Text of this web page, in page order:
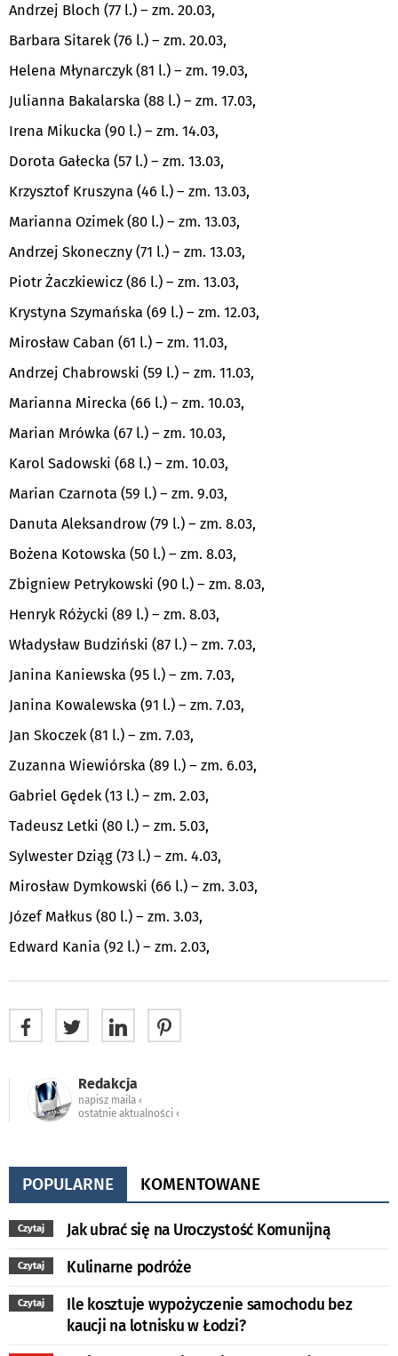
Andrzej Bloch (77 l.) – zm. 20.03,
Barbara Sitarek (76 l.) – zm. 20.03,
Helena Młynarczyk (81 l.) – zm. 19.03,
Julianna Bakalarska (88 l.) – zm. 17.03,
Irena Mikucka (90 l.) – zm. 14.03,
Dorota Gałecka (57 l.) – zm. 13.03,
Krzysztof Kruszyna (46 l.) – zm. 13.03,
Marianna Ozimek (80 l.) – zm. 13.03,
Andrzej Skoneczny (71 l.) – zm. 13.03,
Piotr Żaczkiewicz (86 l.) – zm. 13.03,
Krystyna Szymańska (69 l.) – zm. 12.03,
Mirosław Caban (61 l.) – zm. 11.03,
Andrzej Chabrowski (59 l.) – zm. 11.03,
Marianna Mirecka (66 l.) – zm. 10.03,
Marian Mrówka (67 l.) – zm. 10.03,
Karol Sadowski (68 l.) – zm. 10.03,
Marian Czarnota (59 l.) – zm. 9.03,
Danuta Aleksandrow (79 l.) – zm. 8.03,
Bożena Kotowska (50 l.) – zm. 8.03,
Zbigniew Petrykowski (90 l.) – zm. 8.03,
Henryk Różycki (89 l.) – zm. 8.03,
Władysław Budziński (87 l.) – zm. 7.03,
Janina Kaniewska (95 l.) – zm. 7.03,
Janina Kowalewska (91 l.) – zm. 7.03,
Jan Skoczek (81 l.) – zm. 7.03,
Zuzanna Wiewiórska (89 l.) – zm. 6.03,
Gabriel Gędek (13 l.) – zm. 2.03,
Tadeusz Letki (80 l.) – zm. 5.03,
Sylwester Dziąg (73 l.) – zm. 4.03,
Mirosław Dymkowski (66 l.) – zm. 3.03,
Józef Małkus (80 l.) – zm. 3.03,
Edward Kania (92 l.) – zm. 2.03,
Redakcja
napisz maila ‹
ostatnie aktualności ‹
POPULARNE KOMENTOWANE
Czytaj Jak ubrać się na Uroczystość Komunijną
Czytaj Kulinarne podróże
Czytaj
Ile kosztuje wypożyczenie samochodu bez
kaucji na lotnisku w Łodzi?